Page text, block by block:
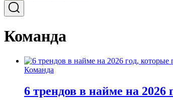
Команда
Команда
6 трендов в найме на 2026